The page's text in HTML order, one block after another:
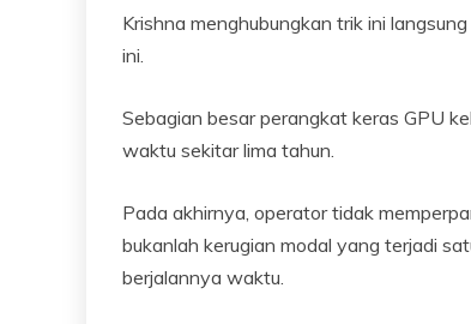
Krishna menghubungkan trik ini
ini.
Sebagian besar perangkat keras GPU
waktu sekitar lima tahun.
Pada akhirnya, operator tidak
bukanlah kerugian modal yang terjadi
berjalannya waktu.